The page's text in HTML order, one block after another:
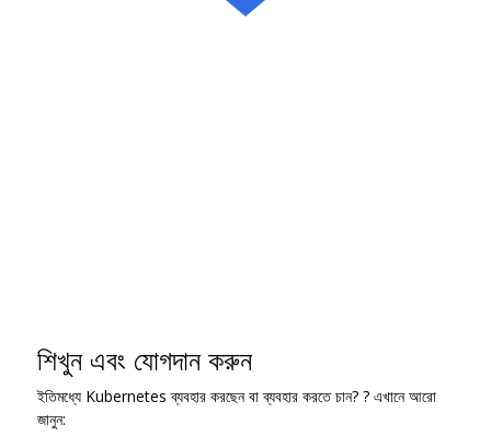
শিখুন এবং যোগদান করুন
ইতিমধ্যে Kubernetes ব্যবহার করছেন বা ব্যবহার করতে চান? ? এখানে আরো
জানুন: